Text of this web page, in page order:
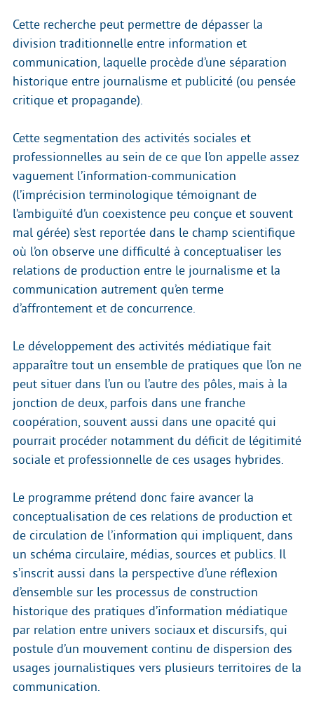
Cette recherche peut permettre de dépasser la
division traditionnelle entre information et
communication, laquelle procède d’une séparation
historique entre journalisme et publicité (ou pensée
critique et propagande).
Cette segmentation des activités sociales et
professionnelles au sein de ce que l’on appelle assez
vaguement l’information-communication
(l’imprécision terminologique témoignant de
l’ambiguïté d’un coexistence peu conçue et souvent
mal gérée) s’est reportée dans le champ scientifique
où l’on observe une difficulté à conceptualiser les
relations de production entre le journalisme et la
communication autrement qu’en terme
d’affrontement et de concurrence.
Le développement des activités médiatique fait
apparaître tout un ensemble de pratiques que l’on ne
peut situer dans l’un ou l’autre des pôles, mais à la
jonction de deux, parfois dans une franche
coopération, souvent aussi dans une opacité qui
pourrait procéder notamment du déficit de légitimité
sociale et professionnelle de ces usages hybrides.
Le programme prétend donc faire avancer la
conceptualisation de ces relations de production et
de circulation de l’information qui impliquent, dans
un schéma circulaire, médias, sources et publics. Il
s’inscrit aussi dans la perspective d’une réflexion
d’ensemble sur les processus de construction
historique des pratiques d’information médiatique
par relation entre univers sociaux et discursifs, qui
postule d’un mouvement continu de dispersion des
usages journalistiques vers plusieurs territoires de la
communication.